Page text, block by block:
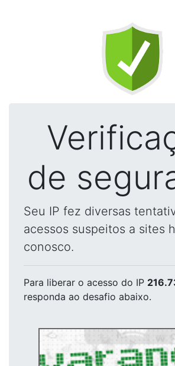
de
Seu IP fez diversas
acessos suspeitos a sites
conosco.
Para liberar o acesso do IP
responda ao desafio abaixo.